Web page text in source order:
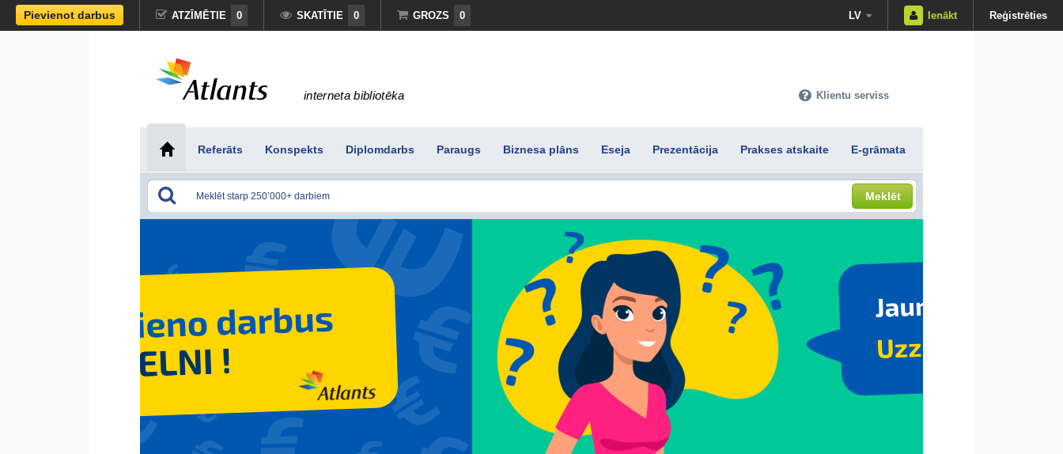
Pievienot darbus ATZĪMĒTIE 0 SKATĪTIE 0 GROZS 0 LV Ienākt Reģistrēties
interneta bibliotēka Klientu serviss
Referāts Konspekts Diplomdarbs Paraugs Biznesa plāns Eseja Prezentācija Prakses atskaite E-grāmata
Meklēt